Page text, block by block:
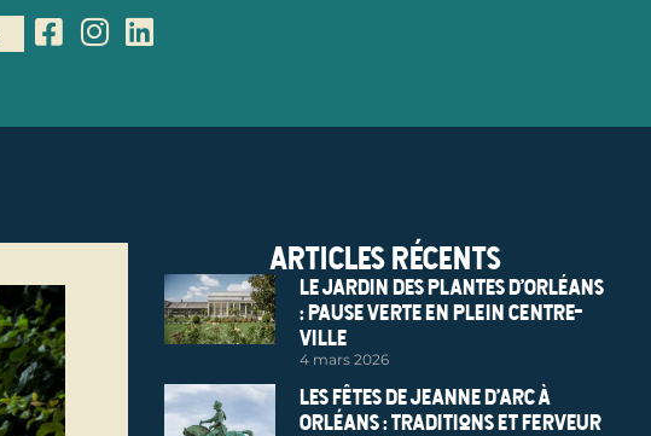
Articles récents
Le Jardin des Plantes d’Orléans
: pause verte en plein centre-
ville
4 mars 2026
Les Fêtes de Jeanne d’Arc à
Orléans : traditions et ferveur